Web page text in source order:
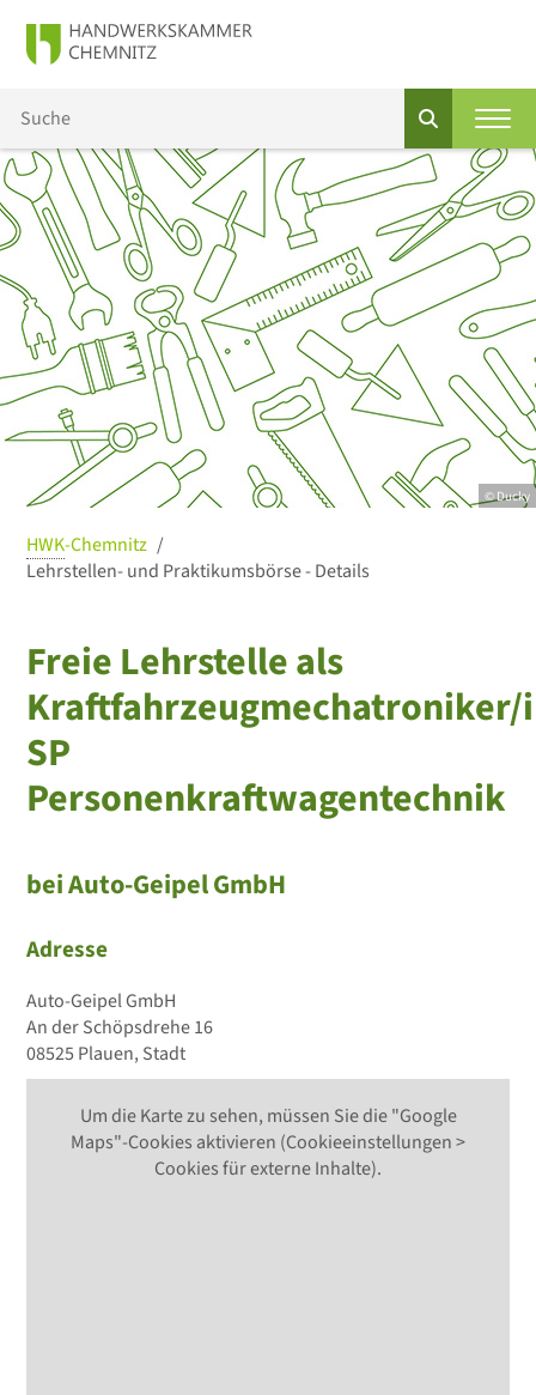
© Ducky
HWK-Chemnitz
Lehrstellen- und Praktikumsbörse - Details
Freie Lehrstelle als
SP
Personenkraftwagentechnik
bei Auto-Geipel GmbH
Adresse
Auto-Geipel GmbH
An der Schöpsdrehe 16
08525 Plauen, Stadt
Um die Karte zu sehen, müssen Sie die "Google
Maps"-Cookies aktivieren (Cookieeinstellungen >
Cookies für externe Inhalte).